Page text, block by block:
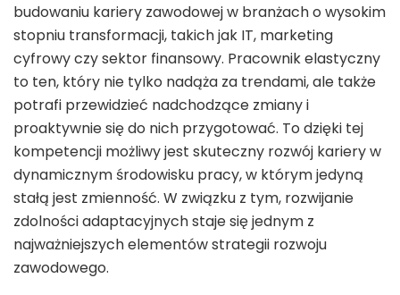
budowaniu kariery zawodowej w branżach o wysokim
stopniu transformacji, takich jak IT, marketing
cyfrowy czy sektor finansowy. Pracownik elastyczny
to ten, który nie tylko nadąża za trendami, ale także
potrafi przewidzieć nadchodzące zmiany i
proaktywnie się do nich przygotować. To dzięki tej
kompetencji możliwy jest skuteczny rozwój kariery w
dynamicznym środowisku pracy, w którym jedyną
stałą jest zmienność. W związku z tym, rozwijanie
zdolności adaptacyjnych staje się jednym z
najważniejszych elementów strategii rozwoju
zawodowego.